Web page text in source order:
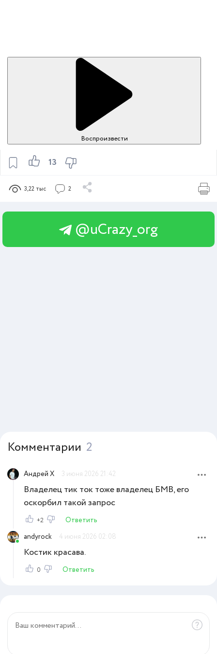
13
Воспроизвести
3,22 тыс 2
@uCrazy_org
Комментарии 2
Андрей Х 3 июня 2026 21:42
Владелец тик ток тоже владелец БМВ, его
оскорбил такой запрос
+2
Ответить
andyrock
4 июня 2026 02:08
Костик красава.
0 Ответить